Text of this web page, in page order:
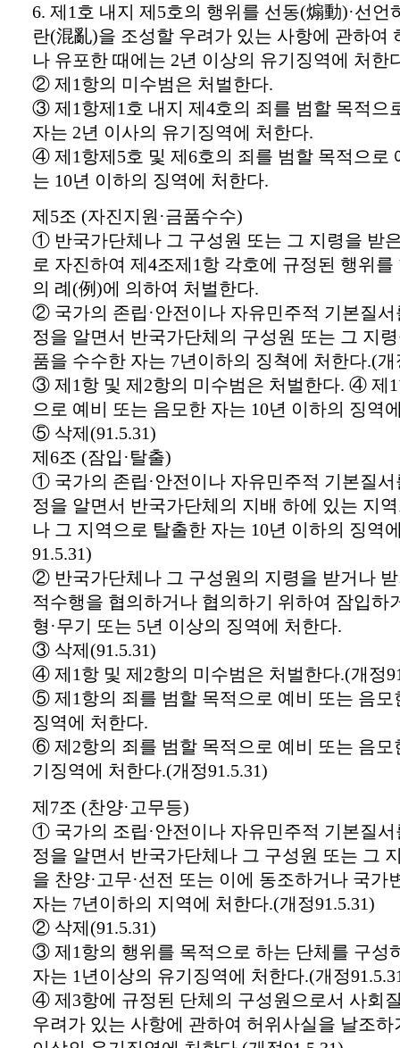
6. 제1호 내지 제5호의 행위를 선동(煽動)·선언
란(混亂)을 조성할 우려가 있는 사항에 관하여
나 유포한 때에는 2년 이상의 유기징역에 처한
② 제1항의 미수범은 처벌한다.
③ 제1항제1호 내지 제4호의 죄를 범할 목적으
자는 2년 이사의 유기징역에 처한다.
④ 제1항제5호 및 제6호의 죄를 범할 목적으로
는 10년 이하의 징역에 처한다.
제5조 (자진지원·금품수수)
① 반국가단체나 그 구성원 또는 그 지령을 받
로 자진하여 제4조제1항 각호에 규정된 행위
의 례(例)에 의하여 처벌한다.
② 국가의 존립·안전이나 자유민주적 기본질
정을 알면서 반국가단체의 구성원 또는 그 지
품을 수수한 자는 7년이하의 징쳑에 처한다.(개
③ 제1항 및 제2항의 미수범은 처벌한다. ④ 제
으로 예비 또는 음모한 자는 10년 이하의 징역
⑤ 삭제(91.5.31)
제6조 (잠입·탈출)
① 국가의 존립·안전이나 자유민주적 기본질
정을 알면서 반국가단체의 지배 하에 있는 지
나 그 지역으로 탈출한 자는 10년 이하의 징역
91.5.31)
② 반국가단체나 그 구성원의 지령을 받거나
적수행을 협의하거나 협의하기 위하여 잠입하
형·무기 또는 5년 이상의 징역에 처한다.
③ 삭제(91.5.31)
④ 제1항 및 제2항의 미수범은 처벌한다.(개정
⑤ 제1항의 죄를 범할 목적으로 예비 또는 음모
징역에 처한다.
⑥ 제2항의 죄를 범할 목적으로 예비 또는 음모
기징역에 처한다.(개정91.5.31)
제7조 (찬양·고무등)
① 국가의 조립·안전이나 자유민주적 기본질
정을 알면서 반국가단체나 그 구성원 또는 그
을 찬양·고무·선전 또는 이에 동조하거나 국가
자는 7년이하의 지역에 처한다.(개정91.5.31)
② 삭제(91.5.31)
③ 제1항의 행위를 목적으로 하는 단체를 구성
자는 1년이상의 유기징역에 처한다.(개정
④ 제3항에 규정된 단체의 구성원으로서 사회
우려가 있는 사항에 관하여 허위사실을 날조